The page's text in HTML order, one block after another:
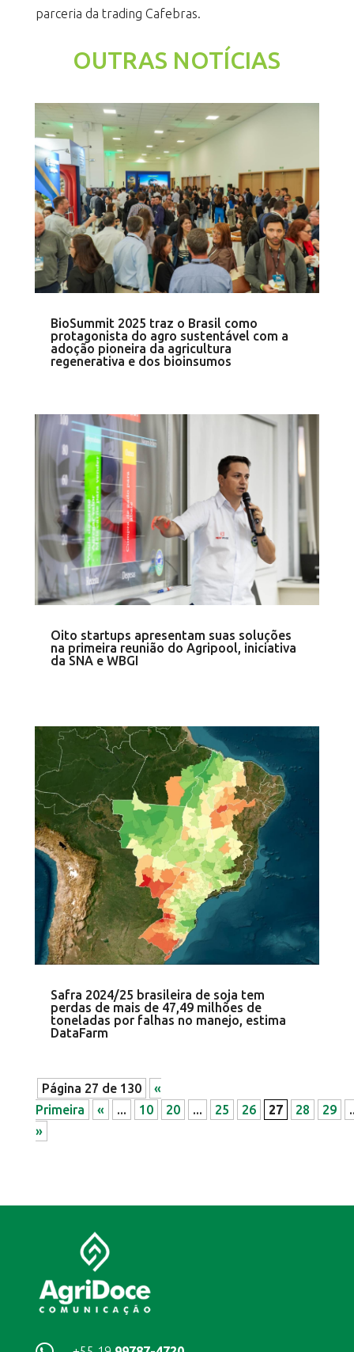
parceria da trading Cafebras.
OUTRAS NOTÍCIAS
BioSummit 2025 traz o Brasil como
protagonista do agro sustentável com a
adoção pioneira da agricultura
regenerativa e dos bioinsumos
Oito startups apresentam suas soluções
na primeira reunião do Agripool, iniciativa
da SNA e WBGI
Safra 2024/25 brasileira de soja tem
perdas de mais de 47,49 milhões de
toneladas por falhas no manejo, estima
DataFarm
Página 27 de 130
«
Primeira
« ... 10 20 ... 25 26 27 28 29
»